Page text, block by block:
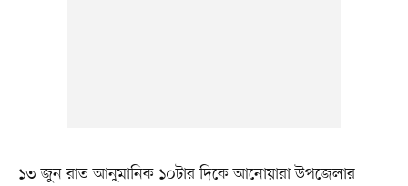
১৩ জুন রাত আনুমানিক ১০টার দিকে আনোয়ারা উপজেলার